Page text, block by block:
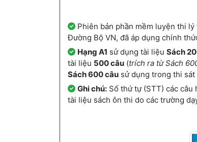
Phiên bản phần mềm luyện thi
Đường Bộ VN, đã áp dụng chính
Hạng A1 sử dụng tài liệu Sách
tài liệu 500 câu (trích ra từ Sách
Sách 600 câu sử dụng trong thi sát
Ghi chú: Số thứ tự (STT) các
tài liệu sách ôn thi do các trường